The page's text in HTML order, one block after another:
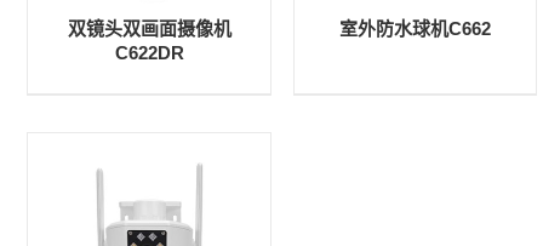
双镜头双画面摄像机
C622DR
室外防水球机C662